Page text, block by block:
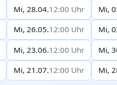
Mi, 28.04.12:00 Uhr Mi,
Mi, 26.05.12:00 Uhr Mi,
Mi, 23.06.12:00 Uhr Mi,
Mi, 21.07.12:00 Uhr Mi,